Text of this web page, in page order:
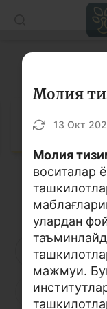
Мақолалар
Ўқув
Луғат
Молиявий
Видео
Лойиҳалар
Луғат
Кирилл
А Б
Ё Ж
Молия
13 Окт
Молия
воситалар
улардан
мажмуи.